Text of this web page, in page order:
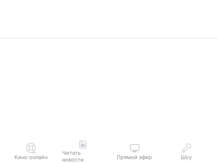
Кино онлайн
Читать
новости
Прямой эфир Шоу